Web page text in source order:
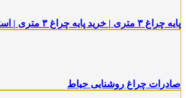
پایه چراغ ۳ متری | خرید پایه چراغ ۳ متری | استعلام فوری
صادرات چراغ روشنایی حیاط